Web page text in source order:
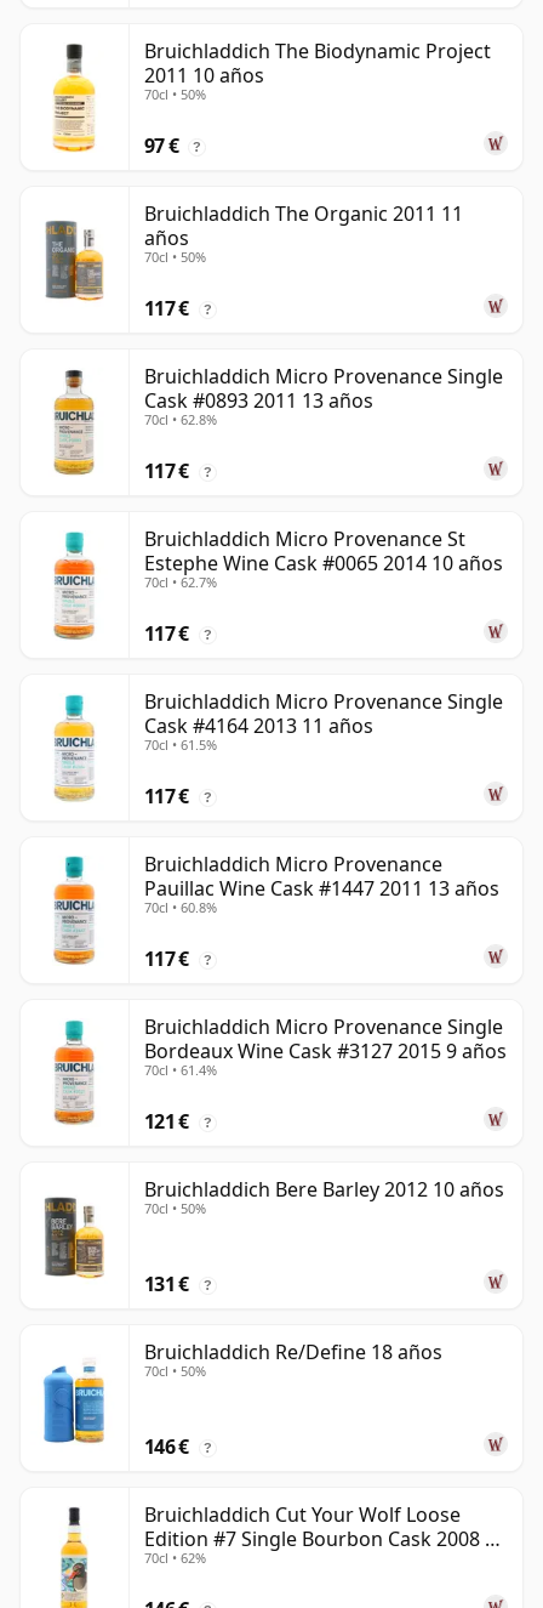
Bruichladdich The Biodynamic Project
2011 10 años
70cl • 50%
97 € ?
Bruichladdich The Organic 2011 11
años
70cl • 50%
117 € ?
Bruichladdich Micro Provenance Single
Cask #0893 2011 13 años
70cl • 62.8%
117 € ?
Bruichladdich Micro Provenance St
Estephe Wine Cask #0065 2014 10 años
70cl • 62.7%
117 € ?
Bruichladdich Micro Provenance Single
Cask #4164 2013 11 años
70cl • 61.5%
117 € ?
Bruichladdich Micro Provenance
Pauillac Wine Cask #1447 2011 13 años
70cl • 60.8%
117 € ?
Bruichladdich Micro Provenance Single
Bordeaux Wine Cask #3127 2015 9 años
70cl • 61.4%
121 € ?
Bruichladdich Bere Barley 2012 10 años
70cl • 50%
131 € ?
Bruichladdich Re/Define 18 años
70cl • 50%
146 € ?
Bruichladdich Cut Your Wolf Loose
Edition #7 Single Bourbon Cask 2008 14
años
70cl • 62%